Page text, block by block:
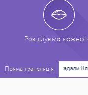
Розцілуємо
Пряма трансляція
00:15:06 Нагадали